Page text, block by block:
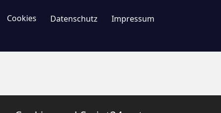
Cookies Datenschutz Impressum